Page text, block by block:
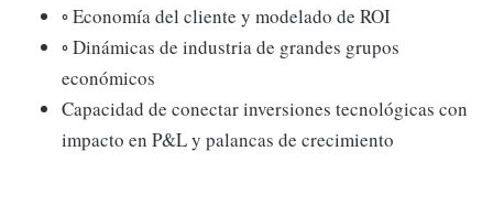
◦ Economía del cliente y modelado de ROI
◦ Dinámicas de industria de grandes grupos
económicos
Capacidad de conectar inversiones tecnológicas con
impacto en P&L y palancas de crecimiento